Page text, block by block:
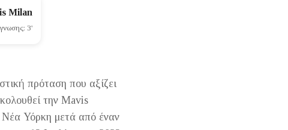
Milan
3'
πρόταση που αξίζει
την Mavis
Νέα Υόρκη μετά από έναν